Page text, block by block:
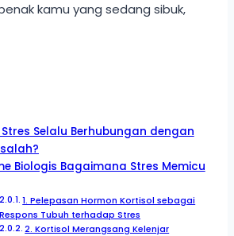
kamu yang sedang sibuk,
Selalu Berhubungan dengan
Biologis Bagaimana Stres Memicu
1. Pelepasan Hormon Kortisol sebagai
Respons Tubuh terhadap Stres
2. Kortisol Merangsang Kelenjar